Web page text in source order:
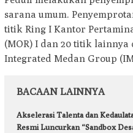
sarana umum.
titik Ring I Kantor
(MOR) I dan 20 titik
Integrated Medan Group
BACAAN LAINNYA
Akselerasi Talenta dan
Resmi Luncurkan “Sandbox